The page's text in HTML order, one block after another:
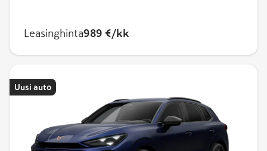
Leasinghinta989 €/kk
Uusi auto